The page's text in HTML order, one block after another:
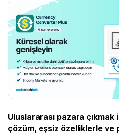
Uluslararası pazara
çözüm, eşsiz özelliklerle ve